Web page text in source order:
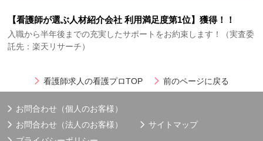
【看護師が選ぶ人材紹介会社 利用満足度第1位】獲得！！
入職から半年後までの充実したサポートをお約束します！（実査委
託先：楽天リサーチ）
看護師求人の看護プロTOP 前のページに戻る
お問合わせ（個人のお客様）
お問合わせ（法人のお客様）
サイトマップ